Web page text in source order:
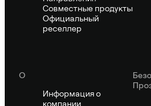
Совместные продукты
Официальный
реселлер
О
Информация о
компании